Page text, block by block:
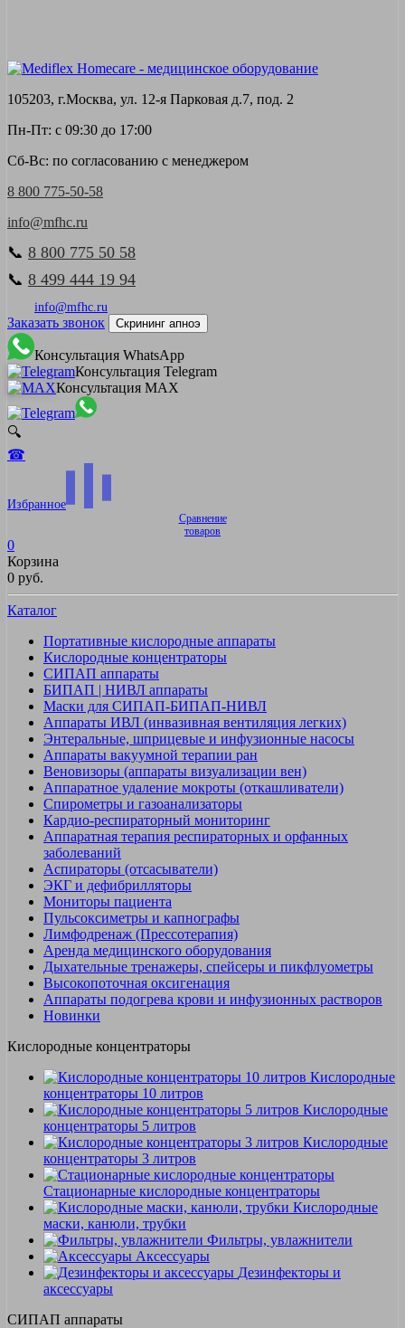
105203, г.Москва, ул. 12-я Парковая д.7, под. 2
Пн-Пт: с 09:30 до 17:00
Сб-Вс: по согласованию с менеджером
8 800 775-50-58
info@mfhc.ru
📞 8 800 775 50 58
📞 8 499 444 19 94
info@mfhc.ru
Заказать звонок Скрининг апноэ
Консультация WhatsApp
Консультация Telegram
Консультация MAX
🔍
☎
Избранное
Сравнение
товаров
0
Корзина
0 руб.
Каталог
Портативные кислородные аппараты
Кислородные концентраторы
СИПАП аппараты
БИПАП | НИВЛ аппараты
Маски для СИПАП-БИПАП-НИВЛ
Аппараты ИВЛ (инвазивная вентиляция легких)
Энтеральные, шприцевые и инфузионные насосы
Аппараты вакуумной терапии ран
Веновизоры (аппараты визуализации вен)
Аппаратное удаление мокроты (откашливатели)
Спирометры и газоанализаторы
Кардио-респираторный мониторинг
Аппаратная терапия респираторных и орфанных
заболеваний
Аспираторы (отсасыватели)
ЭКГ и дефибрилляторы
Мониторы пациента
Пульсоксиметры и капнографы
Лимфодренаж (Прессотерапия)
Аренда медицинского оборудования
Дыхательные тренажеры, спейсеры и пикфлуометры
Высокопоточная оксигенация
Аппараты подогрева крови и инфузионных растворов
Новинки
Кислородные концентраторы
Кислородные
концентраторы 10 литров
Кислородные
концентраторы 5 литров
Кислородные
концентраторы 3 литров
Стационарные кислородные концентраторы
Кислородные
маски, канюли, трубки
Фильтры, увлажнители
Аксессуары
Дезинфекторы и
аксессуары
СИПАП аппараты